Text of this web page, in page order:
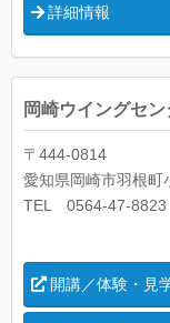
詳細情報
岡崎ウイングセン
〒444-0814
愛知県岡崎市羽根町
TEL 0564-47-8823
開講／体験・見